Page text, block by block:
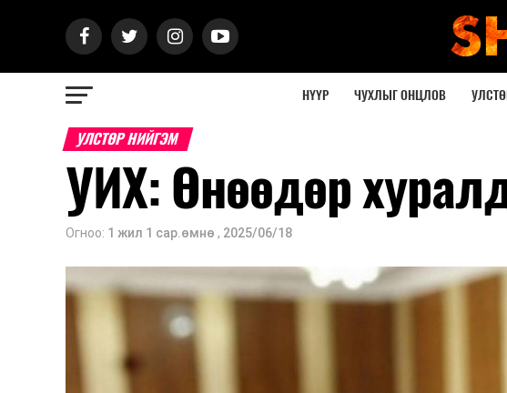
НҮҮР ЧУХЛЫГ ОНЦЛОВ
УЛСТӨР НИЙГЭМ
УИХ: Өнөөдөр
Огноо: 1 жил 1 сар.өмнө , 2025/06/18